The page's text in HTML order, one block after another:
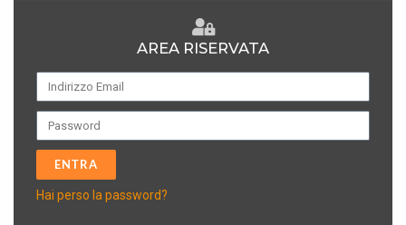
AREA RISERVATA
ENTRA
AHai perso la password?